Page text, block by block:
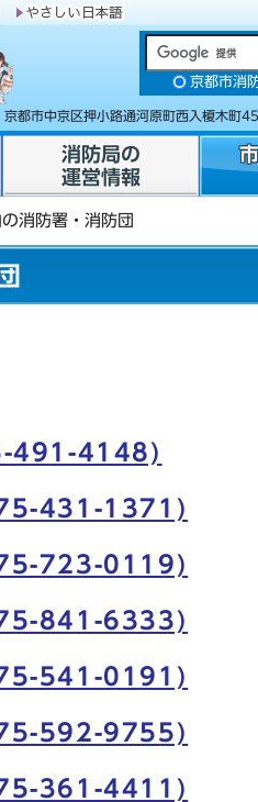
京都市消
市中京区押小路通河原町西入榎木町
消防局の
運営情報
消防署・消防団
491-4148)
431-1371)
723-0119)
841-6333)
541-0191)
592-9755)
361-4411)